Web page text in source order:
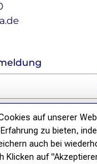
*
auf unserer
zu bieten,
auch bei
Klicken auf